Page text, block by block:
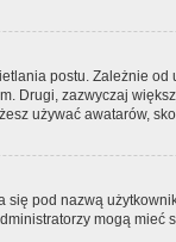
postu. Zależnie
Drugi, zazwyczaj
używać awatarów,
pod nazwą
mogą